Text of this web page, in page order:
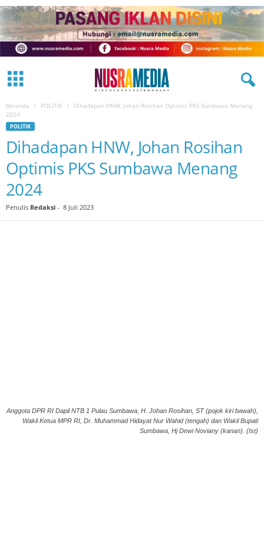
Beranda POLITIK
Dihadapan HNW, Johan Rosihan Optimis PKS Sumbawa Menang
2024
POLITIK
Dihadapan HNW, Johan Rosihan
Optimis PKS Sumbawa Menang
2024
Penulis Redaksi - 8 Juli 2023
Anggota DPR RI Dapil NTB 1 Pulau Sumbawa, H. Johan Rosihan, ST (pojok kiri bawah),
Wakil Ketua MPR RI, Dr. Muhammad Hidayat Nur Wahid (tengah) dan Wakil Bupati
Sumbawa, Hj Dewi Noviany (kanan). (Ist)